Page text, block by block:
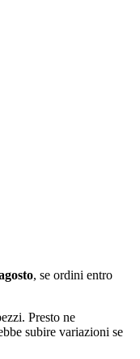
, se ordini entro
Presto ne
subire variazioni se